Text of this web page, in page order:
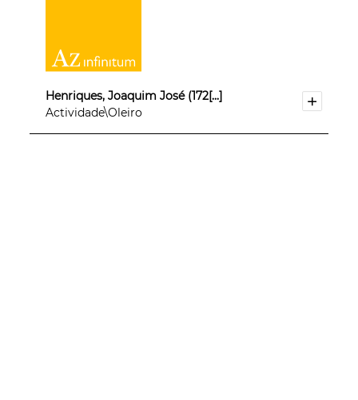
Henriques, Joaquim José (172[...]
Actividade\Oleiro